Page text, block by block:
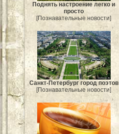
Поднять настроение легко и
просто
[Познавательные новости]
Санкт-Петербург город поэтов
[Познавательные новости]